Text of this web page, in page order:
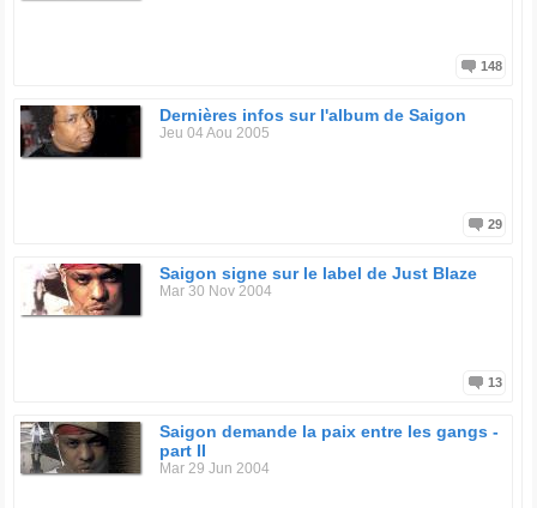
148
Dernières infos sur l'album de Saigon
Jeu 04 Aou 2005
29
Saigon signe sur le label de Just Blaze
Mar 30 Nov 2004
13
Saigon demande la paix entre les gangs -
part II
Mar 29 Jun 2004